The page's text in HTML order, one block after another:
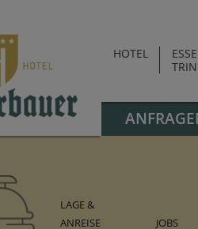
HOTEL
LAGE &
ANREISE
JOBS